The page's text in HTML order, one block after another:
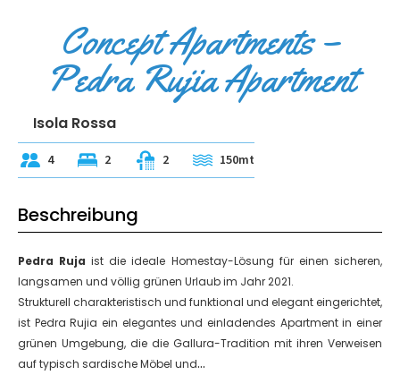
Concept Apartments –
Pedra Rujia Apartment
Isola Rossa
4 2 2 150mt
Beschreibung
Pedra Ruja ist die ideale Homestay-Lösung für einen sicheren,
langsamen und völlig grünen Urlaub im Jahr 2021.
Strukturell charakteristisch und funktional und elegant eingerichtet,
ist Pedra Rujia ein elegantes und einladendes Apartment in einer
grünen Umgebung, die die Gallura-Tradition mit ihren Verweisen
auf typisch sardische Möbel und...